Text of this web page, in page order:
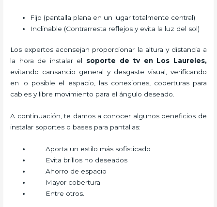
Fijo (pantalla plana en un lugar totalmente central)
Inclinable (Contrarresta reflejos y evita la luz del sol)
Los expertos aconsejan proporcionar la altura y distancia a
la hora de instalar el soporte de tv en Los Laureles,
evitando cansancio general y desgaste visual, verificando
en lo posible el espacio, las conexiones, coberturas para
cables y libre movimiento para el ángulo deseado.
A continuación, te damos a conocer algunos beneficios de
instalar soportes o bases para pantallas:
Aporta un estilo más sofisticado
Evita brillos no deseados
Ahorro de espacio
Mayor cobertura
Entre otros.